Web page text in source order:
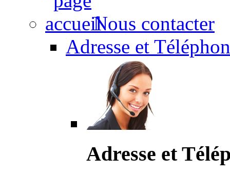
Nous contacter
Adresse et
Adresse et